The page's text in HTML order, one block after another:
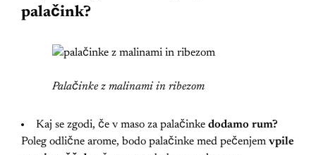
palačink?
Palačinke z malinami in ribezom
Kaj se zgodi, če v maso za palačinke dodamo rum?
Poleg odlične arome, bodo palačinke med pečenjem vpile